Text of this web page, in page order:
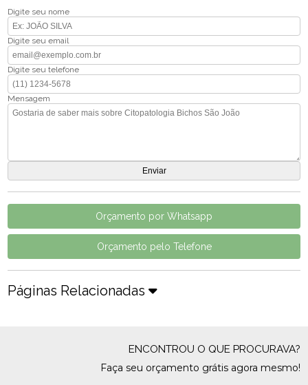
Digite seu nome
Digite seu email
Digite seu telefone
Mensagem
Orçamento por Whatsapp
Orçamento pelo Telefone
Páginas Relacionadas
ENCONTROU O QUE PROCURAVA?
Faça seu orçamento grátis agora mesmo!